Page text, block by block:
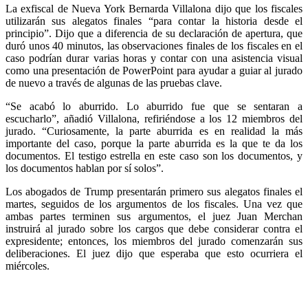
Telegram
La exfiscal de Nueva York Bernarda Villalona dijo que los fiscales
utilizarán sus alegatos finales “para contar la historia desde el
principio”. Dijo que a diferencia de su declaración de apertura, que
duró unos 40 minutos, las observaciones finales de los fiscales en el
caso podrían durar varias horas y contar con una asistencia visual
como una presentación de PowerPoint para ayudar a guiar al jurado
de nuevo a través de algunas de las pruebas clave.
“Se acabó lo aburrido. Lo aburrido fue que se sentaran a
escucharlo”, añadió Villalona, refiriéndose a los 12 miembros del
jurado. “Curiosamente, la parte aburrida es en realidad la más
importante del caso, porque la parte aburrida es la que te da los
documentos. El testigo estrella en este caso son los documentos, y
los documentos hablan por sí solos”.
Los abogados de Trump presentarán primero sus alegatos finales el
martes, seguidos de los argumentos de los fiscales. Una vez que
ambas partes terminen sus argumentos, el juez Juan Merchan
instruirá al jurado sobre los cargos que debe considerar contra el
expresidente; entonces, los miembros del jurado comenzarán sus
deliberaciones. El juez dijo que esperaba que esto ocurriera el
miércoles.